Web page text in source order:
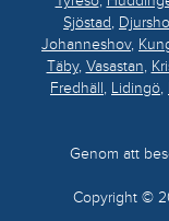
Sjöstad,
Johanneshov,
Täby, Vasastan,
Fredhäll, Lidingö,
Genom att
Copyright ©